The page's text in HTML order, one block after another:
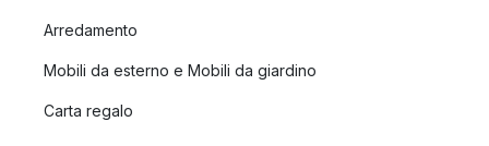
Arredamento
Mobili da esterno e Mobili da giardino
Carta regalo